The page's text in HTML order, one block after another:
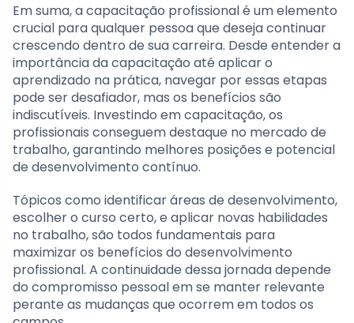
Em suma, a capacitação profissional é um elemento
crucial para qualquer pessoa que deseja continuar
crescendo dentro de sua carreira. Desde entender a
importância da capacitação até aplicar o
aprendizado na prática, navegar por essas etapas
pode ser desafiador, mas os benefícios são
indiscutíveis. Investindo em capacitação, os
profissionais conseguem destaque no mercado de
trabalho, garantindo melhores posições e potencial
de desenvolvimento contínuo.
Tópicos como identificar áreas de desenvolvimento,
escolher o curso certo, e aplicar novas habilidades
no trabalho, são todos fundamentais para
maximizar os benefícios do desenvolvimento
profissional. A continuidade dessa jornada depende
do compromisso pessoal em se manter relevante
perante as mudanças que ocorrem em todos os